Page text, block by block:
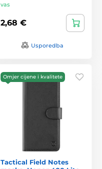
vas
2,68 €
Usporedba
Omjer cijene i kvalitete
Tactical Field Notes